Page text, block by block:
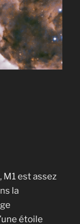
M1 est assez
la
étoile